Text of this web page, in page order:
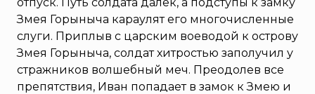
Змея Горыныча караулят его многочисленные
слуги. Приплыв с царским воеводой к острову
Змея Горыныча, солдат хитростью заполучил у
стражников волшебный меч. Преодолев все
препятствия, Иван попадает в замок к Змею и